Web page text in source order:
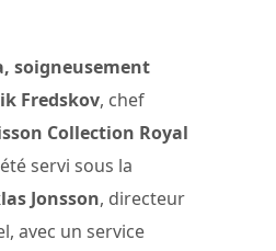
soigneusement
Fredskov, chef
Collection Royal
servi sous la
Jonsson, directeur
avec un service